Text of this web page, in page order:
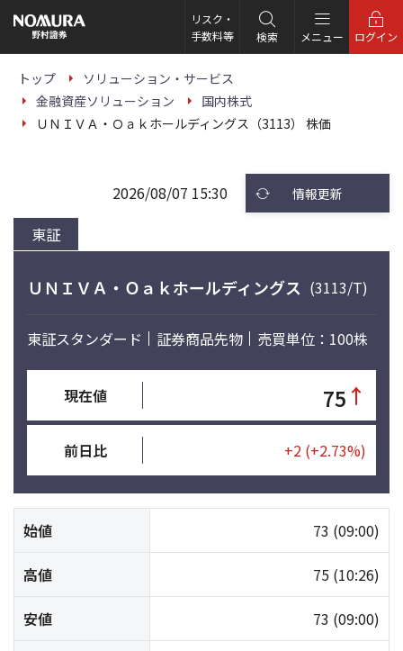
の
ー
リスク・
手数料等
検索 メニュー ログイン
トップ
ソリューション・サービス
金融資産ソリューション
国内株式
ＵＮＩＶＡ・Ｏａｋホールディングス（3113） 株価
東証
2026/08/07 15:30 情報更新
ＵＮＩＶＡ・Ｏａｋホールディングス (3113/T)
東証スタンダード 証券商品先物 売買単位：100株
現在値 75 ↑
前日比 +2 (+2.73%)
始値 73 (09:00)
高値 75 (10:26)
安値 73 (09:00)